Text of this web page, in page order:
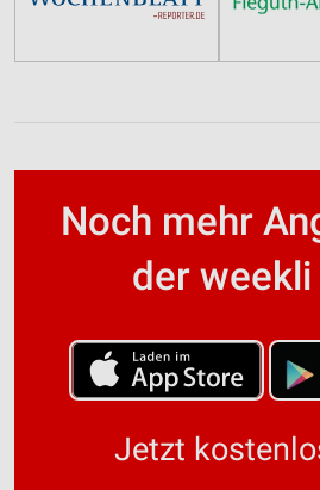
Noch mehr
der weekli
Jetzt